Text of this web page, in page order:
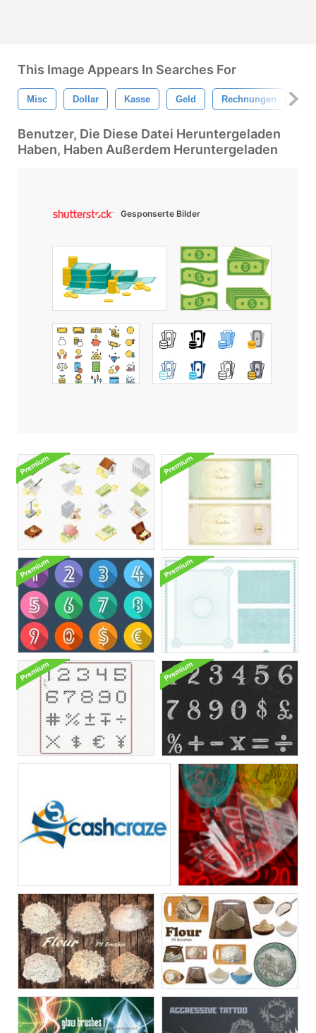
This Image Appears In Searches For
Misc Dollar Kasse Geld Rechnungen
Benutzer, Die Diese Datei Heruntergeladen
Haben, Haben Außerdem Heruntergeladen
Gesponserte Bilder